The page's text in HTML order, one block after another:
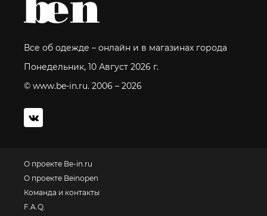
Все об одежде – онлайн и в магазинах города
Понедельник, 10 Август 2026 г.
© www.be-in.ru. 2006 – 2026
О проекте Be-in.ru
О проекте Beinopen
Команда и контакты
F.A.Q.